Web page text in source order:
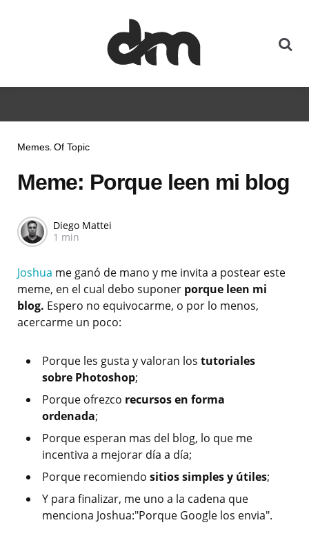
Memes Of Topic
Meme: Porque leen mi blog
Diego Mattei
1 min
Joshua me ganó de mano y me invita a postear este
meme, en el cual debo suponer porque leen mi
blog. Espero no equivocarme, o por lo menos,
acercarme un poco:
Porque les gusta y valoran los tutoriales
sobre Photoshop;
Porque ofrezco recursos en forma
ordenada;
Porque esperan mas del blog, lo que me
incentiva a mejorar día a día;
Porque recomiendo sitios simples y útiles;
Y para finalizar, me uno a la cadena que
menciona Joshua:"Porque Google los envia".